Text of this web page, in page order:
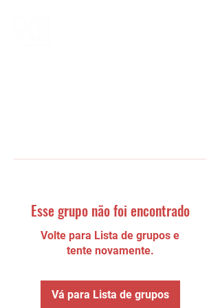
Esse grupo não foi encontrado
Volte para Lista de grupos e
tente novamente.
Vá para Lista de grupos